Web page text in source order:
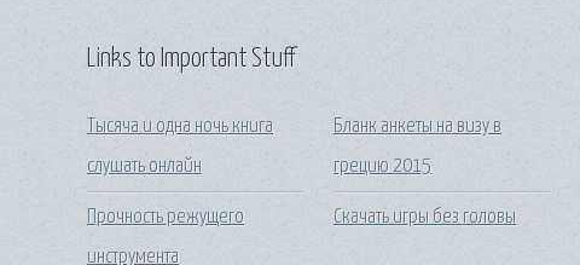
Links to Important Stuff
Тысяча и одна ночь книга
слушать онлайн
Прочность режущего
инструмента
Бланк анкеты на визу в
грецию 2015
Скачать игры без головы